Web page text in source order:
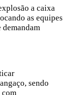
a caixa
as equipes
sendo
com